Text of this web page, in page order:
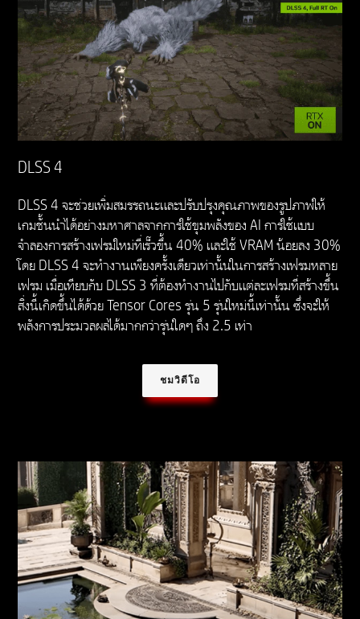
DLSS 4
DLSS 4 จะช่วยเพิ่มสมรรถนะและปรับปรุงคุณภาพของรูปภาพให้
เกมชั้นนำได้อย่างมหาศาลจากการใช้ขุมพลังของ AI การใช้แบบ
จำลองการสร้างเฟรมใหม่ที่เร็วขึ้น 40% และใช้ VRAM น้อยลง 30%
โดย DLSS 4 จะทำงานเพียงครั้งเดียวเท่านั้นในการสร้างเฟรมหลาย
เฟรม เมื่อเทียบกับ DLSS 3 ที่ต้องทำงานไปกับแต่ละเฟรมที่สร้างขึ้น
สิ่งนี้เกิดขึ้นได้ด้วย Tensor Cores รุ่น 5 รุ่นใหม่นี้เท่านั้น ซึ่งจะให้
พลังการประมวลผลได้มากกว่ารุ่นใดๆ ถึง 2.5 เท่า
ชมวิดีโอ